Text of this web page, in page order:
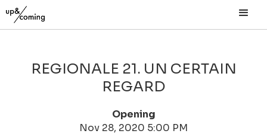
REGIONALE 21. UN CERTAIN
REGARD
Opening
Nov 28, 2020 5:00 PM